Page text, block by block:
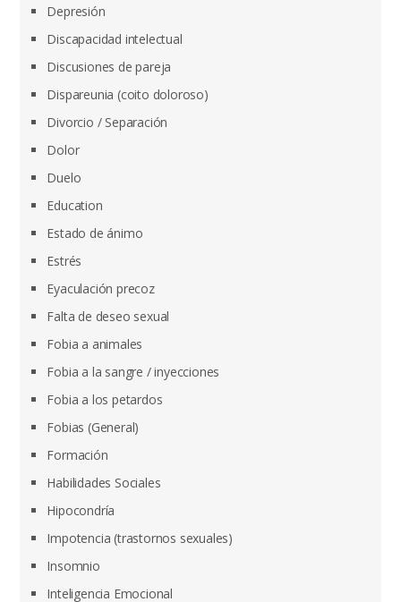
Depresión
Discapacidad intelectual
Discusiones de pareja
Dispareunia (coito doloroso)
Divorcio / Separación
Dolor
Duelo
Education
Estado de ánimo
Estrés
Eyaculación precoz
Falta de deseo sexual
Fobia a animales
Fobia a la sangre / inyecciones
Fobia a los petardos
Fobias (General)
Formación
Habilidades Sociales
Hipocondría
Impotencia (trastornos sexuales)
Insomnio
Inteligencia Emocional